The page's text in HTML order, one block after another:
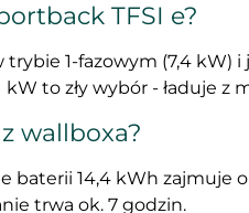
TFSI e?
1-fazowym (7,4 kW)
to zły wybór - ładuje z
wallboxa?
baterii 14,4 kWh zajmuje
trwa ok. 7 godzin.